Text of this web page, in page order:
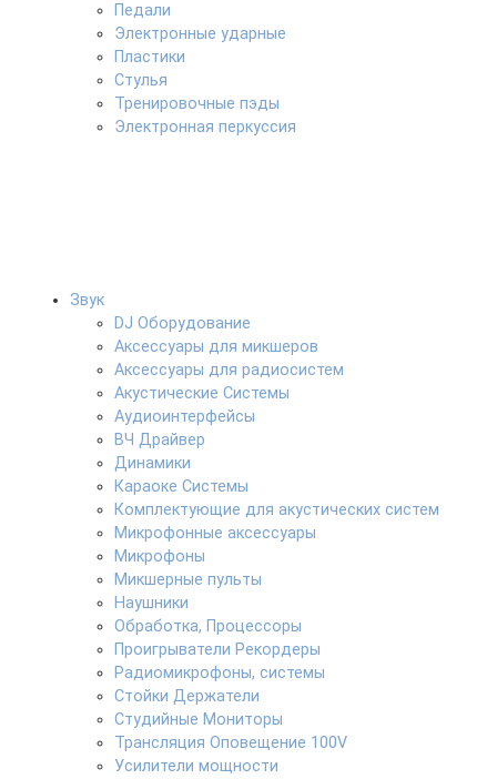
Педали
Электронные ударные
Пластики
Стулья
Тренировочные пэды
Электронная перкуссия
Звук
DJ Оборудование
Аксессуары для микшеров
Аксессуары для радиосистем
Акустические Системы
Аудиоинтерфейсы
ВЧ Драйвер
Динамики
Караоке Системы
Комплектующие для акустических систем
Микрофонные аксессуары
Микрофоны
Микшерные пульты
Наушники
Обработка, Процессоры
Проигрыватели Рекордеры
Радиомикрофоны, системы
Стойки Держатели
Студийные Мониторы
Трансляция Оповещение 100V
Усилители мощности